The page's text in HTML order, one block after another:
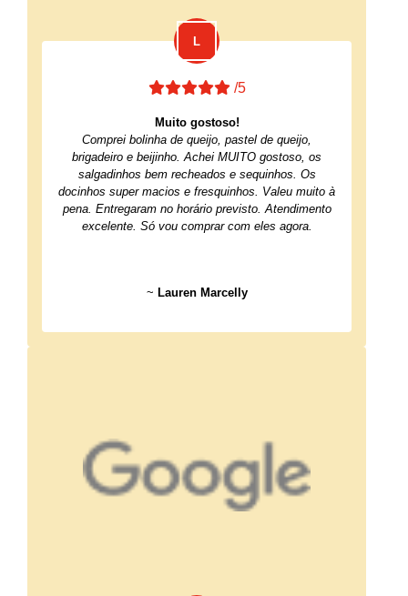
/5
Muito gostoso!
Comprei bolinha de queijo, pastel de queijo,
brigadeiro e beijinho. Achei MUITO gostoso, os
salgadinhos bem recheados e sequinhos. Os
docinhos super macios e fresquinhos. Valeu muito à
pena. Entregaram no horário previsto. Atendimento
excelente. Só vou comprar com eles agora.
~ Lauren Marcelly